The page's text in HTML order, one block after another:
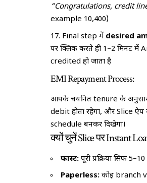
“Congratulations, credit
example ₹10,400)
Final step में desired
पर क्लिक करते ही 1–2 मिनट में
credited हो जाता है
EMI Repayment Process:
आपके चयनित tenure के अनुसार
debit होता रहेगा, और Slice
schedule बनकर दिखेगा।
क्यों चुनें Slice पर Instant
फास्ट: पूरी प्रक्रिया सिर्फ
Paperless: कोई branch